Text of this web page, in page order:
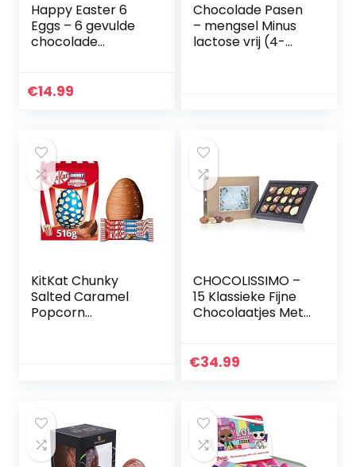
Happy Easter 6
Eggs – 6 gevulde
chocolade
Chocolade voor
voor volwassenen
| Vrouwen |
Mannen
€14.99
Chocolade Pasen
– mengsel Minus
lactose vrij (4-
KitKat Chunky
Salted Caramel
Popcorn
CHOCOLISSIMO –
15 Klassieke Fijne
Chocolaatjes Met
Aan Vullingen,
Vrouwen, Mannen,
Luxe Praliné Mix,
Cadeau-Idee,
€34.99